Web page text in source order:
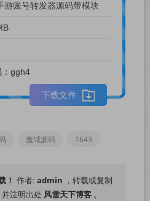
游账号转发器源码带模块
：ggh4
下载文件
魔域源码 1643
！ 作者: admin
，转载或复制
并注明出处 风雪天下博客 。